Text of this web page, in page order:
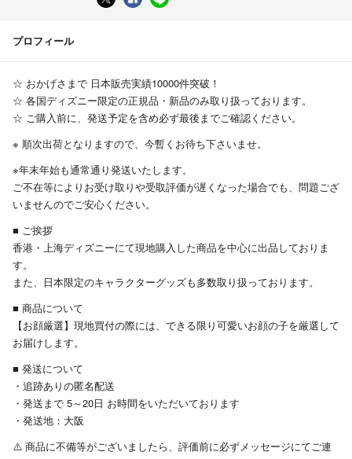
プロフィール
☆ おかげさまで 日本販売実績10000件突破！
☆ 各国ディズニー限定の正規品・新品のみ取り扱っております。
☆ ご購入前に、発送予定を含め必ず最後までご確認ください。
※ 順次出荷となりますので、今暫くお待ち下さいませ。
※年末年始も通常通り発送いたします。
ご不在等によりお受け取りや受取評価が遅くなった場合でも、問題ござ
いませんのでご安心ください。
■ ご挨拶
香港・上海ディズニーにて現地購入した商品を中心に出品しておりま
す。
また、日本限定のキャラクターグッズも多数取り扱っております。
■ 商品について
【お顔厳選】現地買付の際には、できる限り可愛いお顔の子を厳選して
お届けします。
■ 発送について
・追跡ありの匿名配送
・発送まで 5～20日 お時間をいただいております
・発送地：大阪
⚠️ 商品に不備等がございましたら、評価前に必ずメッセージにてご連